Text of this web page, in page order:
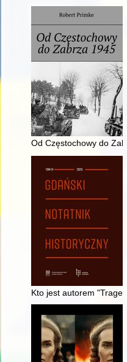
Od Częstochowy do
Kto jest autorem